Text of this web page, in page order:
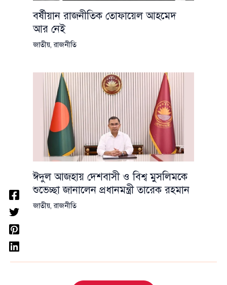
বর্ষীয়ান রাজনীতিক তোফায়েল আহমেদ
আর নেই
জাতীয়,রাজনীতি
ঈদুল আজহায় দেশবাসী ও বিশ্ব মুসলিমকে
শুভেচ্ছা জানালেন প্রধানমন্ত্রী তারেক রহমান
জাতীয়,রাজনীতি